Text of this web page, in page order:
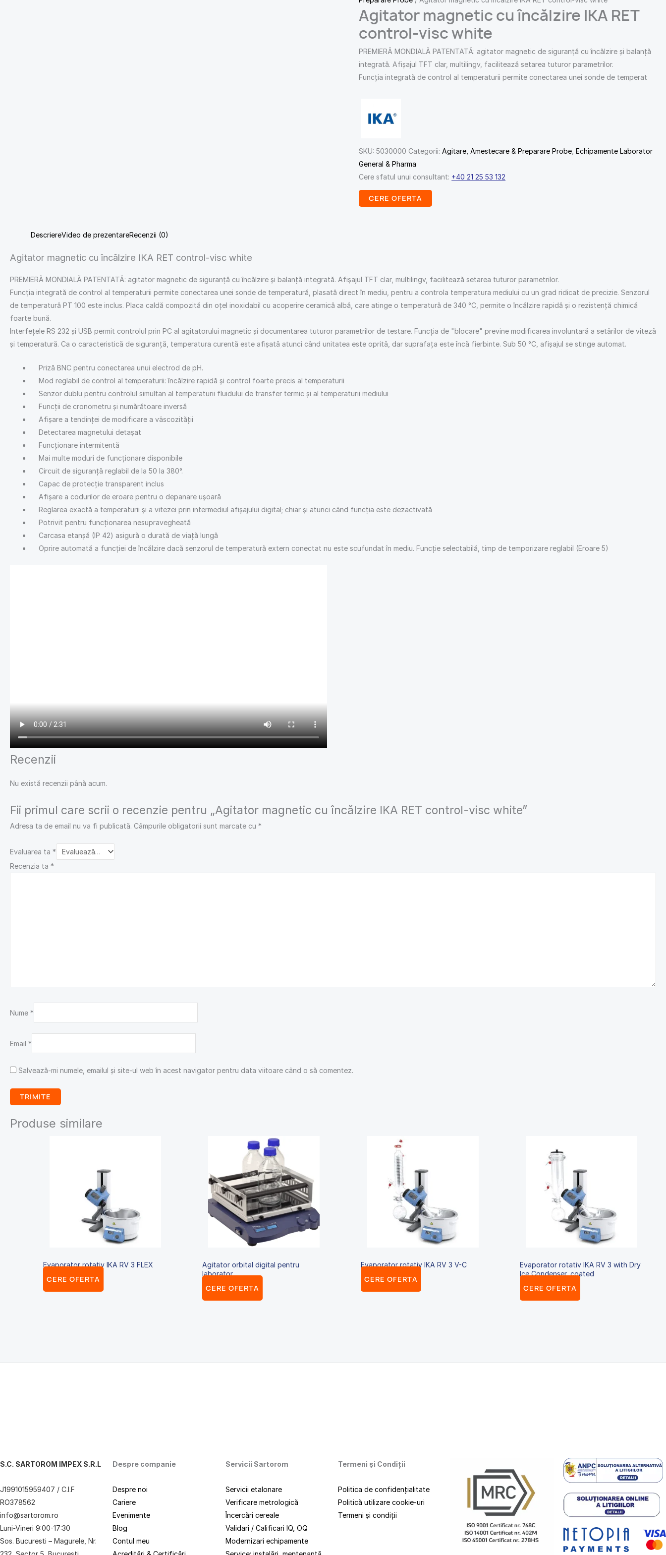
Agitator magnetic cu încălzire IKA RET
control-visc white
PREMIERĂ MONDIALĂ PATENTATĂ: agitator magnetic de siguranță cu încălzire și balanță
integrată. Afișajul TFT clar, multilingv, facilitează setarea tuturor parametrilor.
Funcția integrată de control al temperaturii permite conectarea unei sonde de temperat
SKU:5030000 Categorii:Agitare, Amestecare & Preparare Probe ,Echipamente Laborator
General & Pharma
Cere sfatul unui consultant: +40 21 25 53 132
CERE OFERTA
DescriereVideo de prezentareRecenzii (0)
Agitator magnetic cu încălzire IKA RET control-visc white
PREMIERĂ MONDIALĂ PATENTATĂ: agitator magnetic de siguranță cu încălzire și balanță integrată. Afișajul TFT clar, multilingv, facilitează setarea tuturor parametrilor.
Funcția integrată de control al temperaturii permite conectarea unei sonde de temperatură, plasată direct în mediu, pentru a controla temperatura mediului cu un grad ridicat de precizie. Senzorul
de temperatură PT 100 este inclus. Placa caldă compozită din oțel inoxidabil cu acoperire ceramică albă, care atinge o temperatură de 340 °C, permite o încălzire rapidă și o rezistență chimică
foarte bună.
Interfețele RS 232 și USB permit controlul prin PC al agitatorului magnetic și documentarea tuturor parametrilor de testare. Funcția de "blocare" previne modificarea involuntară a setărilor de viteză
și temperatură. Ca o caracteristică de siguranță, temperatura curentă este afișată atunci când unitatea este oprită, dar suprafața este încă fierbinte. Sub 50 °C, afișajul se stinge automat.
Priză BNC pentru conectarea unui electrod de pH.
Mod reglabil de control al temperaturii: încălzire rapidă și control foarte precis al temperaturii
Senzor dublu pentru controlul simultan al temperaturii fluidului de transfer termic și al temperaturii mediului
Funcții de cronometru și numărătoare inversă
Afișare a tendinței de modificare a vâscozității
Detectarea magnetului detașat
Funcționare intermitentă
Mai multe moduri de funcționare disponibile
Circuit de siguranță reglabil de la 50 la 380°.
Capac de protecție transparent inclus
Afișare a codurilor de eroare pentru o depanare ușoară
Reglarea exactă a temperaturii și a vitezei prin intermediul afișajului digital; chiar și atunci când funcția este dezactivată
Potrivit pentru funcționarea nesupravegheată
Carcasa etanșă (IP 42) asigură o durată de viață lungă
Oprire automată a funcției de încălzire dacă senzorul de temperatură extern conectat nu este scufundat în mediu. Funcție selectabilă, timp de temporizare reglabil (Eroare 5)
Recenzii
Nu există recenzii până acum.
Fii primul care scrii o recenzie pentru „Agitator magnetic cu încălzire IKA RET control-visc white”
Adresa ta de email nu va fi publicată. Câmpurile obligatorii sunt marcate cu *
Evaluarea ta *
Recenzia ta *
Nume *
Email *
Salvează-mi numele, emailul și site-ul web în acest navigator pentru data viitoare când o să comentez.
Produse similare
Evaporator rotativ IKA RV 3 FLEX
CERE OFERTA
Agitator orbital digital pentru
laborator
CERE OFERTA
Evaporator rotativ IKA RV 3 V-C
CERE OFERTA
Evaporator rotativ IKA RV 3 with Dry
Ice Condenser, coated
CERE OFERTA
S.C. SARTOROM IMPEX S.R.L
J1991015959407 / C.I.F
RO378562
info@sartorom.ro
Luni-Vineri 9:00-17:30
Sos. Bucuresti – Magurele, Nr.
Despre companie
Despre noi
Cariere
Evenimente
Blog
Contul meu
Servicii Sartorom
Servicii etalonare
Verificare metrologică
Încercări cereale
Validari / Calificari IQ, OQ
Modernizari echipamente
Termeni și Condiții
Politica de confidențialitate
Politică utilizare cookie-uri
Termeni și condiții